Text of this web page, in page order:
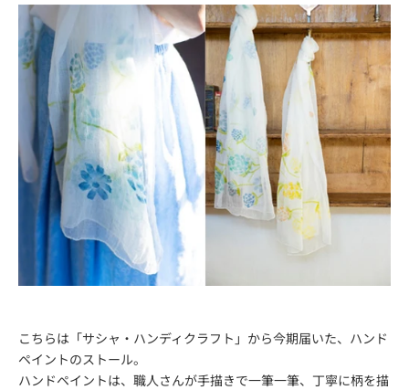
こちらは「サシャ・ハンディクラフト」から今期届いた、ハンド
ペイントのストール。
ハンドペイントは、職人さんが手描きで一筆一筆、丁寧に柄を描